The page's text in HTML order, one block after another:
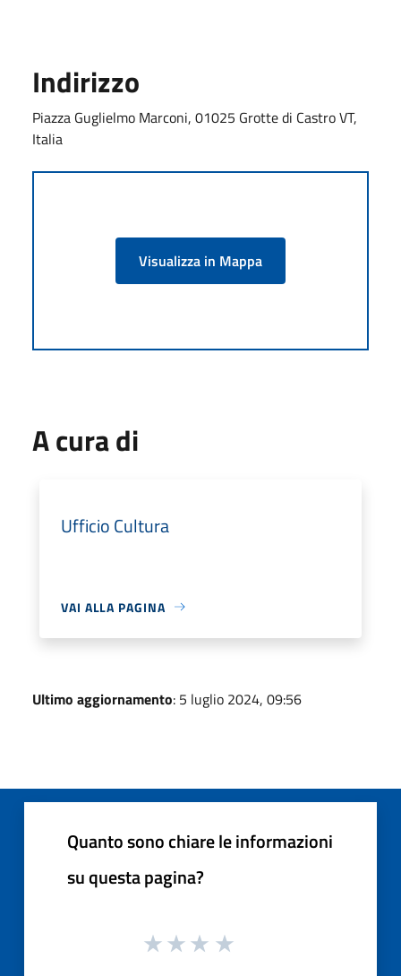
Indirizzo
Piazza Guglielmo Marconi, 01025 Grotte di Castro VT,
Italia
Visualizza in Mappa
A cura di
Ufficio Cultura
VAI ALLA PAGINA
Ultimo aggiornamento: 5 luglio 2024, 09:56
Quanto sono chiare le informazioni
su questa pagina?